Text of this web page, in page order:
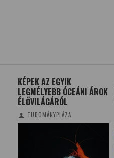
KÉPEK AZ EGYIK
LEGMÉLYEBB ÓCEÁNI ÁROK
ÉLŐVILÁGÁRÓL
TUDOMÁNYPLÁZA